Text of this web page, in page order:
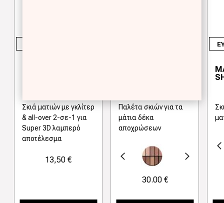
Σκιά ματιών με γκλίτερ
& all-over 2-σε-1 για
Super 3D λαμπερό
αποτέλεσμα
13,50 €
Παλέτα σκιών για τα
μάτια δέκα
αποχρώσεων
Προηγούμενο Next
30.00 €
Προηγούμενο